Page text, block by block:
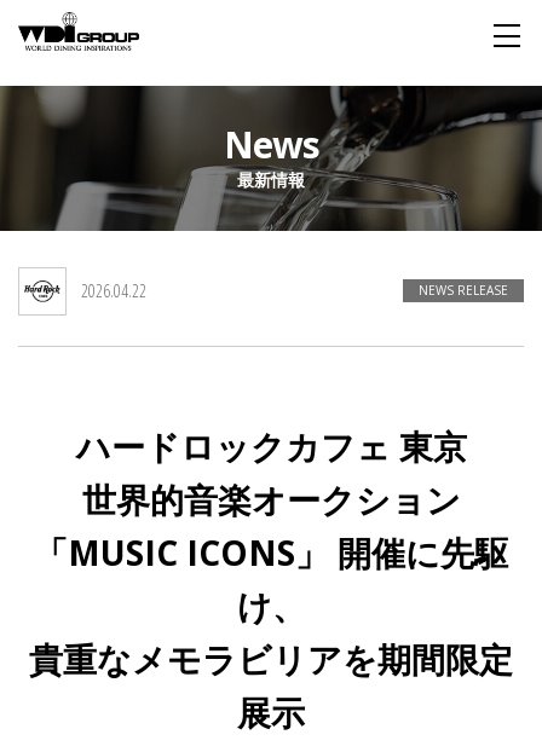
About WDI
WDI STANDARD
私たちが大切にするもの 舞台は世界
Social Responsibility Sustainability
Restaurant
Wedding
IR
事業概要
News
最新情報
2026.04.22 NEWS RELEASE
ハードロックカフェ 東京
世界的音楽オークション
「MUSIC ICONS」 開催に先駆
け、
貴重なメモラビリアを期間限定
展示